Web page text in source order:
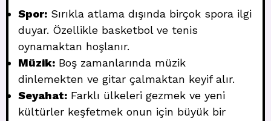
Spor: Sırıkla atlama dışında birçok spora ilgi
duyar. Özellikle basketbol ve tenis
oynamaktan hoşlanır.
Müzik: Boş zamanlarında müzik
dinlemekten ve gitar çalmaktan keyif alır.
Seyahat: Farklı ülkeleri gezmek ve yeni
kültürler keşfetmek onun için büyük bir